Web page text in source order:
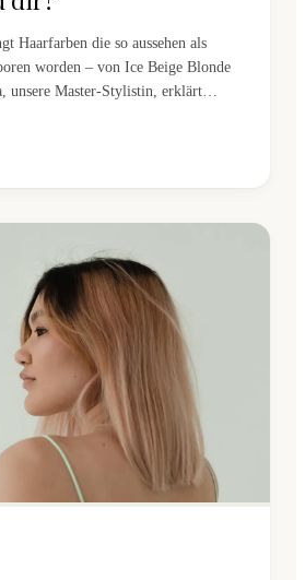
Haarfarben die so aussehen als
worden – von Ice Beige Blonde
unsere Master-Stylistin, erklärt
und wie lange die Farbe